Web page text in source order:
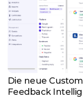
Die neue
Feedback